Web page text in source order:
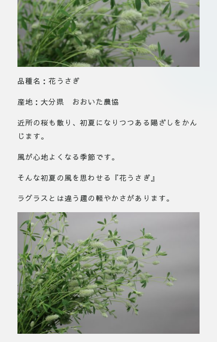
品種名：花うさぎ
産地：大分県 おおいた農協
近所の桜も散り、初夏になりつつある陽ざしをかん
じます。
風が心地よくなる季節です。
そんな初夏の風を思わせる『花うさぎ』
ラグラスとは違う趣の軽やかさがあります。
facebook